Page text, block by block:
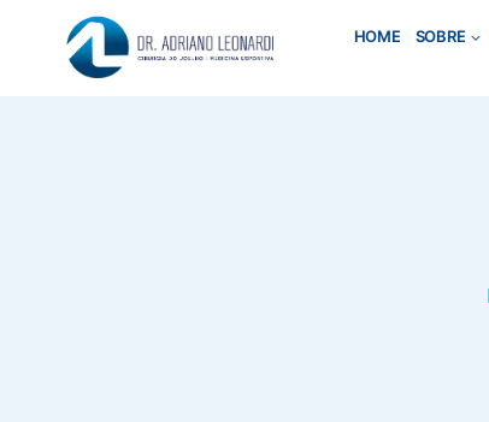
HOME SOBRE